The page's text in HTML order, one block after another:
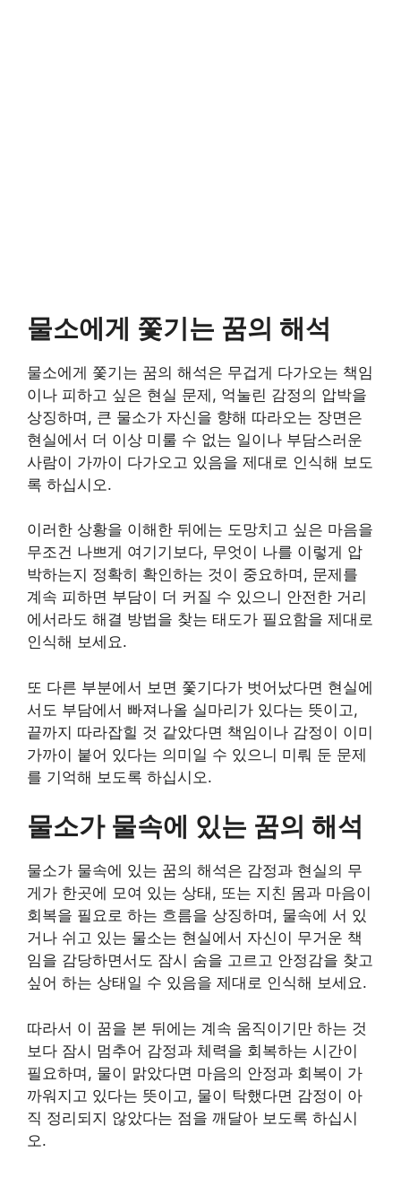
물소에게 쫓기는 꿈의 해석
물소에게 쫓기는 꿈의 해석은 무겁게 다가오는 책임
이나 피하고 싶은 현실 문제, 억눌린 감정의 압박을
상징하며, 큰 물소가 자신을 향해 따라오는 장면은
현실에서 더 이상 미룰 수 없는 일이나 부담스러운
사람이 가까이 다가오고 있음을 제대로 인식해 보도
록 하십시오.
이러한 상황을 이해한 뒤에는 도망치고 싶은 마음을
무조건 나쁘게 여기기보다, 무엇이 나를 이렇게 압
박하는지 정확히 확인하는 것이 중요하며, 문제를
계속 피하면 부담이 더 커질 수 있으니 안전한 거리
에서라도 해결 방법을 찾는 태도가 필요함을 제대로
인식해 보세요.
또 다른 부분에서 보면 쫓기다가 벗어났다면 현실에
서도 부담에서 빠져나올 실마리가 있다는 뜻이고,
끝까지 따라잡힐 것 같았다면 책임이나 감정이 이미
가까이 붙어 있다는 의미일 수 있으니 미뤄 둔 문제
를 기억해 보도록 하십시오.
물소가 물속에 있는 꿈의 해석
물소가 물속에 있는 꿈의 해석은 감정과 현실의 무
게가 한곳에 모여 있는 상태, 또는 지친 몸과 마음이
회복을 필요로 하는 흐름을 상징하며, 물속에 서 있
거나 쉬고 있는 물소는 현실에서 자신이 무거운 책
임을 감당하면서도 잠시 숨을 고르고 안정감을 찾고
싶어 하는 상태일 수 있음을 제대로 인식해 보세요.
따라서 이 꿈을 본 뒤에는 계속 움직이기만 하는 것
보다 잠시 멈추어 감정과 체력을 회복하는 시간이
필요하며, 물이 맑았다면 마음의 안정과 회복이 가
까워지고 있다는 뜻이고, 물이 탁했다면 감정이 아
직 정리되지 않았다는 점을 깨달아 보도록 하십시
오.